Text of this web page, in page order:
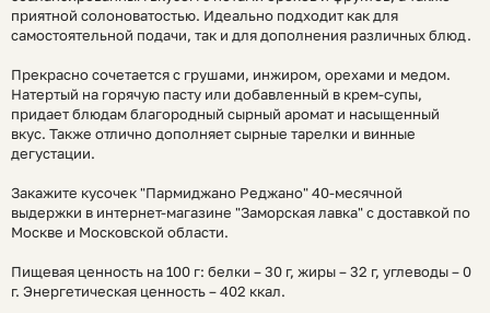
приятной солоноватостью. Идеально подходит как для
самостоятельной подачи, так и для дополнения различных блюд.
Прекрасно сочетается с грушами, инжиром, орехами и медом.
Натертый на горячую пасту или добавленный в крем-супы,
придает блюдам благородный сырный аромат и насыщенный
вкус. Также отлично дополняет сырные тарелки и винные
дегустации.
Закажите кусочек "Пармиджано Реджано" 40-месячной
выдержки в интернет-магазине "Заморская лавка" с доставкой по
Москве и Московской области.
Пищевая ценность на 100 г: белки – 30 г, жиры – 32 г, углеводы – 0
г. Энергетическая ценность – 402 ккал.